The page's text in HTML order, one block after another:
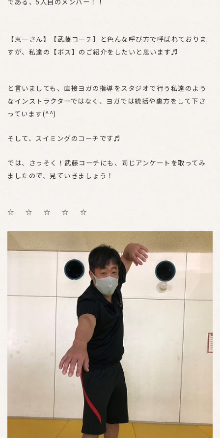
【恵一さん】【武藤コーチ】と色んな呼び方で呼ばれておりま
すが、私達の【ボス】のご紹介をしたいと思います♬
と言いましても、直接ヨガの指導をスタジオで行う私達のよう
なインストラクターではなく、ヨガでは統括や裏方をして下さ
っています(^^)
そして、スイミングのコーチです♬
では、さっそく！武藤コーチにも、同じアンケートを取ってみ
ましたので、見ていきましょう！
☆ ☆ ☆ ☆ ☆